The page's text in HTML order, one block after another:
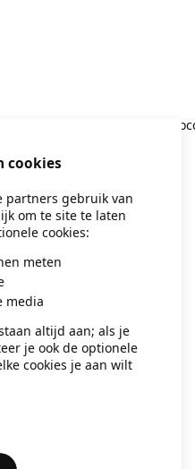
a client-side exception has
cookies
partners gebruik van
om te site te laten
cookies:
meten
media
altijd aan; als je
je ook de optionele
cookies je aan wilt